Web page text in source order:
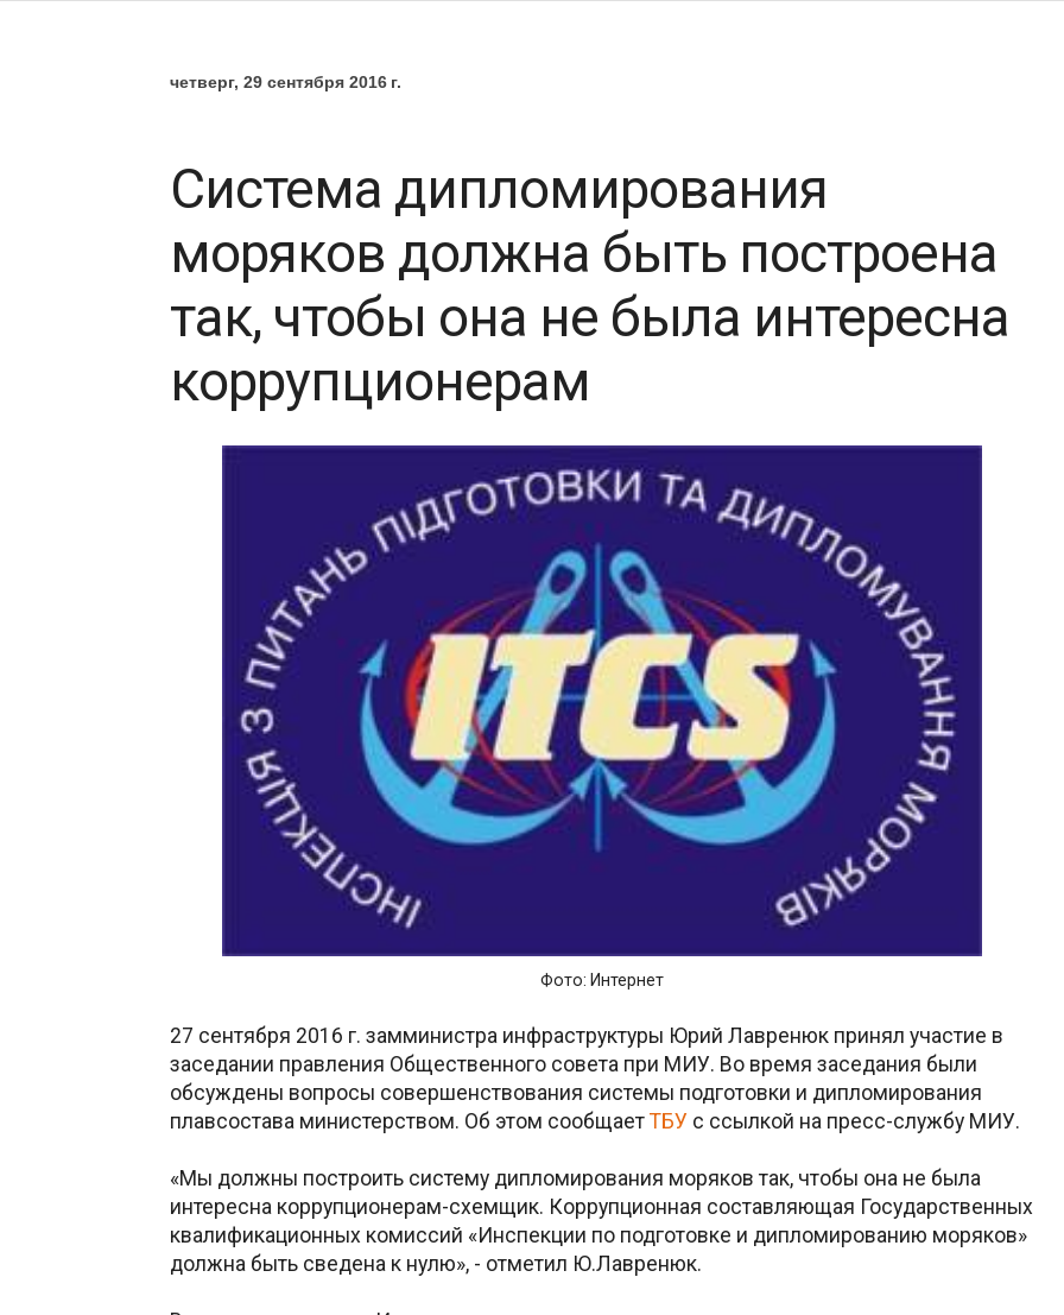
четверг, 29 сентября 2016 г.
Система дипломирования
моряков должна быть построена
так, чтобы она не была интересна
коррупционерам
Фото: Интернет
27 сентября 2016 г. замминистра инфраструктуры Юрий Лавренюк принял участие в
заседании правления Общественного совета при МИУ. Во время заседания были
обсуждены вопросы совершенствования системы подготовки и дипломирования
плавсостава министерством. Об этом сообщает ТБУ с ссылкой на пресс-службу МИУ.
«Мы должны построить систему дипломирования моряков так, чтобы она не была
интересна коррупционерам-схемщик. Коррупционная составляющая Государственных
квалификационных комиссий «Инспекции по подготовке и дипломированию моряков»
должна быть сведена к нулю», - отметил Ю.Лавренюк.